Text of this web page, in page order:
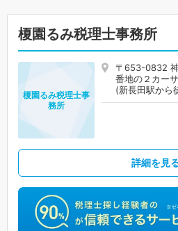
榎園るみ税理士事務所
〒653-0832
番地の２カー
(新長田駅から
榎園るみ税理士事
務所
詳細を見